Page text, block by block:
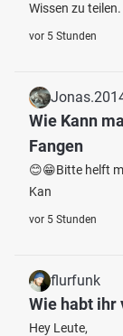
Wissen zu
vor 5 Stunden
Wie Kann
Fangen
😊😁Bitte helft
Kan
vor 5 Stunden
flurfunk
Wie habt ihr
Hey Leute,